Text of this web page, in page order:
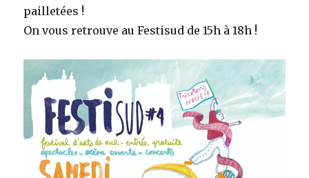
pailletées !
On vous retrouve au Festisud de 15h à 18h !